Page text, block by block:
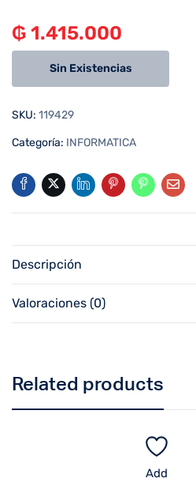
₲ 1.415.000
Sin Existencias
SKU: 119429
Categoría: INFORMATICA
Descripción
Valoraciones (0)
Related products
Add